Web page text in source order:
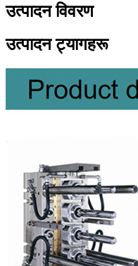
उत्पादन विवरण
उत्पादन ट्यागहरू